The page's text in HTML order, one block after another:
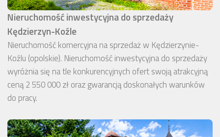
Nieruchomość inwestycyjna do sprzedaży
Kędzierzyn-Koźle
Nieruchomość komercyjna na sprzedaż w Kędzierzynie-
Koźlu (opolskie). Nieruchomość inwestycyjna do sprzedaży
wyróżnia się na tle konkurencyjnych ofert swoją atrakcyjną
ceną 2 550 000 zł oraz gwarancją doskonałych warunków
do pracy.